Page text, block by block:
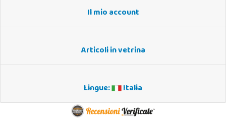
Il mio account
Articoli in vetrina
Lingue: Italia